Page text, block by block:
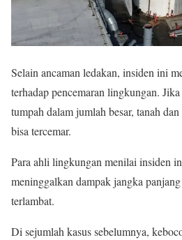
Selain ancaman ledakan, insiden ini
terhadap pencemaran lingkungan.
tumpah dalam jumlah besar, tanah
bisa tercemar.
Para ahli lingkungan menilai insiden
meninggalkan dampak jangka
terlambat.
Di sejumlah kasus sebelumnya,